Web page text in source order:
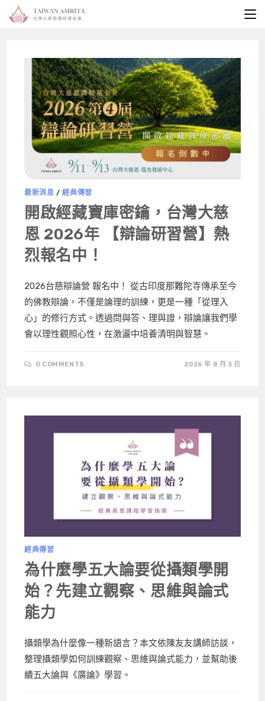
最新消息 /經典傳習
開啟經藏寶庫密鑰，台灣大慈
恩 2026年 【辯論研習營】熱
烈報名中！
2026台慈辯論營 報名中！ 從古印度那難陀寺傳承至今
的佛教辯論，不僅是論理的訓練，更是一種「從理入
心」的修行方式。透過問與答、理與證，辯論讓我們學
會以理性觀照心性，在激盪中培養清明與智慧。
0 COMMENTS 2026 年 8 月 3 日
經典傳習
為什麼學五大論要從攝類學開
始？先建立觀察、思維與論式
能力
攝類學為什麼像一種新語言？本文依陳友友講師訪談，
整理攝類學如何訓練觀察、思維與論式能力，並幫助後
續五大論與《廣論》學習。